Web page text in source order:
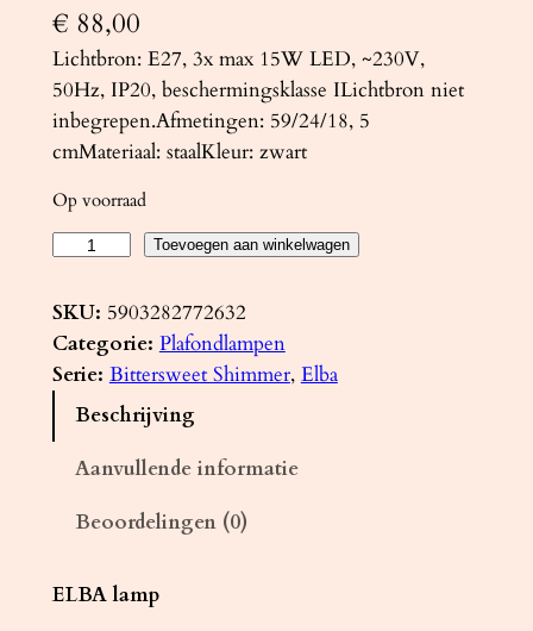
€ 88,00
Lichtbron: E27, 3x max 15W LED, ~230V,
50Hz, IP20, beschermingsklasse ILichtbron niet
inbegrepen.Afmetingen: 59/24/18, 5
cmMateriaal: staalKleur: zwart
Op voorraad
a
f
o
E
Toevoegen aan winkelwagen
SKU: 5903282772632
Categorie: Plafondlampen
Serie: Bittersweet Shimmer, Elba
Beschrijving
Aanvullende informatie
Beoordelingen (0)
ELBA lamp